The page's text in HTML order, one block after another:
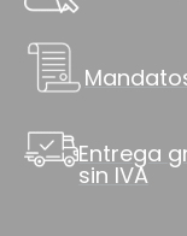
Entrega
sin IVA